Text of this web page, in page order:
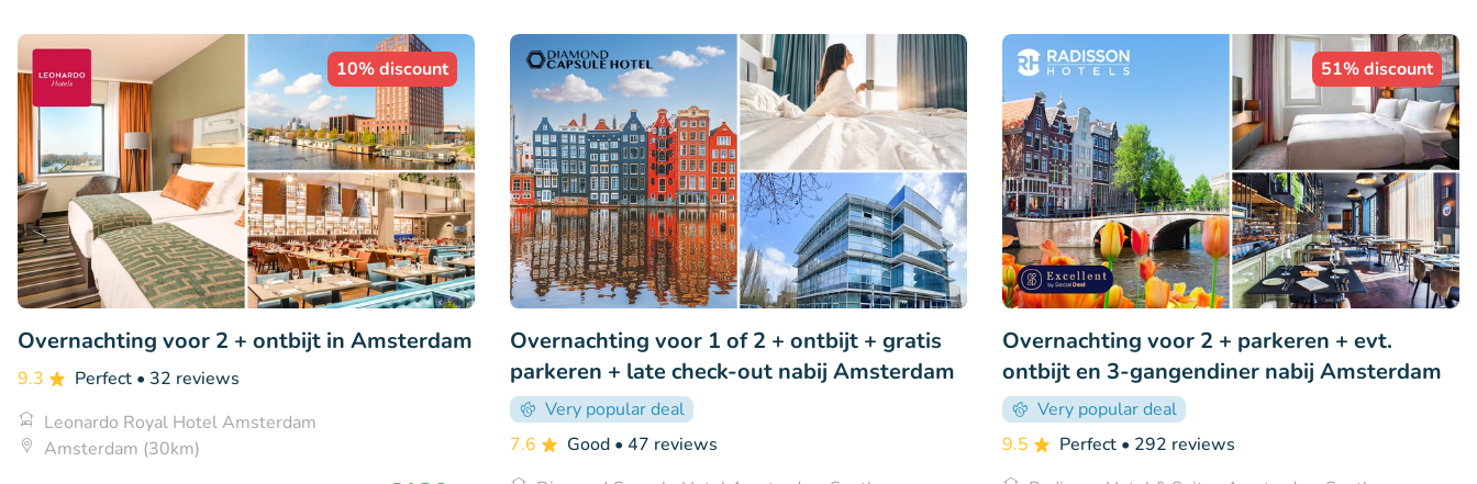
10% discount
Overnachting voor 2 + ontbijt in Amsterdam
9.3 Perfect • 32 reviews
Leonardo Royal Hotel Amsterdam
Amsterdam (30km)
Overnachting voor 1 of 2 + ontbijt + gratis
parkeren + late check-out nabij Amsterdam
Very popular deal
7.6
Good • 47 reviews
51% discount
Overnachting voor 2 + parkeren + evt.
ontbijt en 3-gangendiner nabij Amsterdam
Very popular deal
9.5
Perfect • 292 reviews